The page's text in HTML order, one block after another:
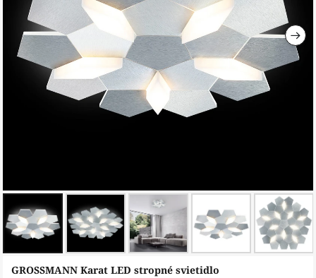
Preskočiť
GROSSMANN Karat LED stropné svietidlo